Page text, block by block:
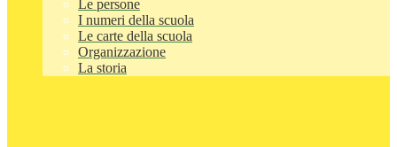
Le persone
I numeri della scuola
Le carte della scuola
Organizzazione
La storia